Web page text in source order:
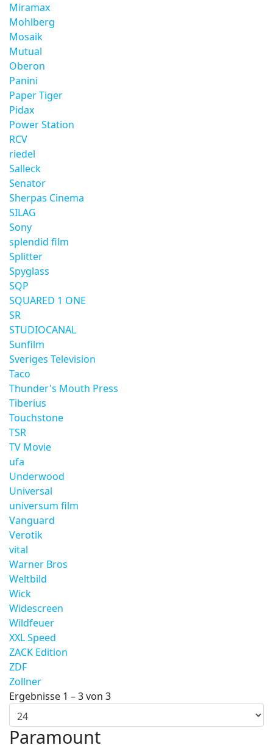
Miramax
Mohlberg
Mosaik
Mutual
Oberon
Panini
Paper Tiger
Pidax
Power Station
RCV
riedel
Salleck
Senator
Sherpas Cinema
SILAG
Sony
splendid film
Splitter
Spyglass
SQP
SQUARED 1 ONE
SR
STUDIOCANAL
Sunfilm
Sveriges Television
Taco
Thunder's Mouth Press
Tiberius
Touchstone
TSR
TV Movie
ufa
Underwood
Universal
universum film
Vanguard
Verotik
vital
Warner Bros
Weltbild
Wick
Widescreen
Wildfeuer
XXL Speed
ZACK Edition
ZDF
Zollner
Ergebnisse 1 – 3 von 3
Paramount